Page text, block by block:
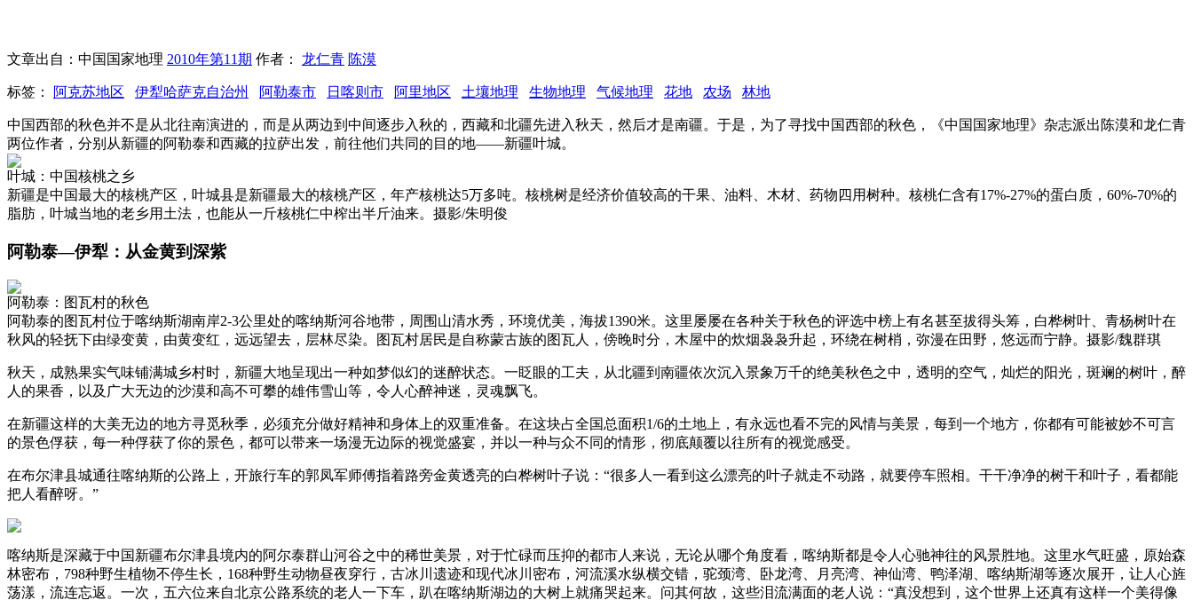
文章出自：中国国家地理 2010年第11期 作者： 龙仁青 陈漠
标签： 阿克苏地区 伊犁哈萨克自治州 阿勒泰市 日喀则市 阿里地区 土壤地理 生物地理 气候地理 花地 农场 林地
中国西部的秋色并不是从北往南演进的，而是从两边到中间逐步入秋的，西藏和北疆先进入秋天，然后才是南疆。于是，为了寻找中国西部的秋色，《中国国家地理》杂志派出陈漠和龙仁青
两位作者，分别从新疆的阿勒泰和西藏的拉萨出发，前往他们共同的目的地——新疆叶城。
叶城：中国核桃之乡
新疆是中国最大的核桃产区，叶城县是新疆最大的核桃产区，年产核桃达5万多吨。核桃树是经济价值较高的干果、油料、木材、药物四用树种。核桃仁含有17%-27%的蛋白质，60%-70%的
脂肪，叶城当地的老乡用土法，也能从一斤核桃仁中榨出半斤油来。摄影/朱明俊
阿勒泰—伊犁：从金黄到深紫
阿勒泰：图瓦村的秋色
阿勒泰的图瓦村位于喀纳斯湖南岸2-3公里处的喀纳斯河谷地带，周围山清水秀，环境优美，海拔1390米。这里屡屡在各种关于秋色的评选中榜上有名甚至拔得头筹，白桦树叶、青杨树叶在
秋风的轻抚下由绿变黄，由黄变红，远远望去，层林尽染。图瓦村居民是自称蒙古族的图瓦人，傍晚时分，木屋中的炊烟袅袅升起，环绕在树梢，弥漫在田野，悠远而宁静。摄影/魏群琪
秋天，成熟果实气味铺满城乡村时，新疆大地呈现出一种如梦似幻的迷醉状态。一眨眼的工夫，从北疆到南疆依次沉入景象万千的绝美秋色之中，透明的空气，灿烂的阳光，斑斓的树叶，醉
人的果香，以及广大无边的沙漠和高不可攀的雄伟雪山等，令人心醉神迷，灵魂飘飞。
在新疆这样的大美无边的地方寻觅秋季，必须充分做好精神和身体上的双重准备。在这块占全国总面积1/6的土地上，有永远也看不完的风情与美景，每到一个地方，你都有可能被妙不可言
的景色俘获，每一种俘获了你的景色，都可以带来一场漫无边际的视觉盛宴，并以一种与众不同的情形，彻底颠覆以往所有的视觉感受。
在布尔津县城通往喀纳斯的公路上，开旅行车的郭凤军师傅指着路旁金黄透亮的白桦树叶子说：“很多人一看到这么漂亮的叶子就走不动路，就要停车照相。干干净净的树干和叶子，看都能
把人看醉呀。”
喀纳斯是深藏于中国新疆布尔津县境内的阿尔泰群山河谷之中的稀世美景，对于忙碌而压抑的都市人来说，无论从哪个角度看，喀纳斯都是令人心驰神往的风景胜地。这里水气旺盛，原始森
林密布，798种野生植物不停生长，168种野生动物昼夜穿行，古冰川遗迹和现代冰川密布，河流溪水纵横交错，驼颈湾、卧龙湾、月亮湾、神仙湾、鸭泽湖、喀纳斯湖等逐次展开，让人心旌
荡漾，流连忘返。一次，五六位来自北京公路系统的老人一下车，趴在喀纳斯湖边的大树上就痛哭起来。问其何故，这些泪流满面的老人说：“真没想到，这个世界上还真有这样一个美得像